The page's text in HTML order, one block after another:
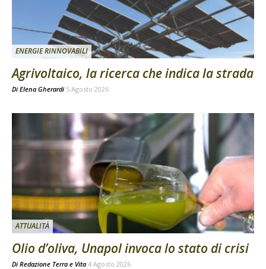
ENERGIE RINNOVABILI
Agrivoltaico, la ricerca che indica la strada
Di Elena Gherardi 5 Agosto 2026
ATTUALITÀ
Olio d’oliva, Unapol invoca lo stato di crisi
Di Redazione Terra e Vita 4 Agosto 2026